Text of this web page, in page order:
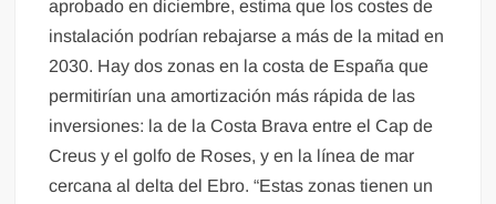
aprobado en diciembre, estima que los costes de
instalación podrían rebajarse a más de la mitad en
2030. Hay dos zonas en la costa de España que
permitirían una amortización más rápida de las
inversiones: la de la Costa Brava entre el Cap de
Creus y el golfo de Roses, y en la línea de mar
cercana al delta del Ebro. “Estas zonas tienen un